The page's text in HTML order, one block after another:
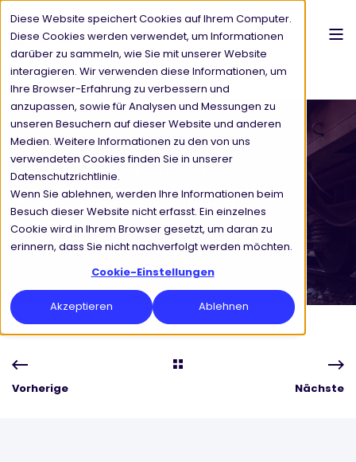
Diese Website speichert Cookies auf Ihrem Computer.
Diese Cookies werden verwendet, um Informationen
darüber zu sammeln, wie Sie mit unserer Website
interagieren. Wir verwenden diese Informationen, um
Ihre Browser-Erfahrung zu verbessern und
anzupassen, sowie für Analysen und Messungen zu
unseren Besuchern auf dieser Website und anderen
Medien. Weitere Informationen zu den von uns
verwendeten Cookies finden Sie in unserer
Datenschutzrichtlinie.
Wenn Sie ablehnen, werden Ihre Informationen beim
Besuch dieser Website nicht erfasst. Ein einzelnes
Cookie wird in Ihrem Browser gesetzt, um daran zu
erinnern, dass Sie nicht nachverfolgt werden möchten.
Cookie-Einstellungen
Akzeptieren Ablehnen
CSP GROUP 3.4.2025
Qualitätssicherung in der
Bahnindustrie: VDI 2645 als
Zukunftsstandard
Vorherige Nächste